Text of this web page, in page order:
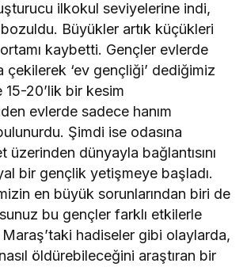
ilkokul seviyelerine indi,
bozuldu. Büyükler artık küçükleri
kaybetti. Gençler evlerde
çekilerek ‘ev gençliği’ dediğimiz
15-20’lik bir kesim
evlerde sadece hanım
Şimdi ise odasına
üzerinden dünyayla bağlantısını
bir gençlik yetişmeye başladı.
en büyük sorunlarından biri de
bu gençler farklı etkilerle
hadiseler gibi olaylarda,
öldürebileceğini araştıran bir